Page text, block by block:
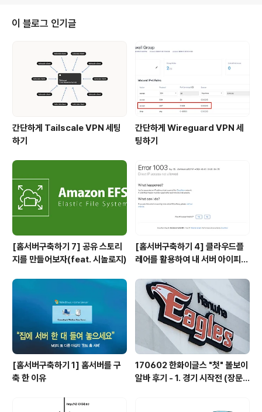
ease/ 접속하면 이 페이지가 뜰껍니다. 자신 컴퓨터에 맞
는 비트를 찾아 다운받으시면 됩니다. 솔직히 아무거나 받
같으니 해당 버전을 받으시면 되겠고, 귀찮으시면 맨 위에
꺼를 받으시면 됩니다.
이 블로그 인기글
간단하게 Tailscale VPN 세팅
하기
간단하게 Wireguard VPN 세
팅하기
[홈서버구축하기 7] 공유 스토리
지를 만들어보자(feat. 시놀로지)
[홈서버구축하기 4] 클라우드플
레어를 활용하여 내 서버 아이피
[홈서버구축하기 1] 홈서버를 구
축 한 이유
170602 한화이글스 "첫" 볼보이
알바 후기 - 1. 경기 시작전 (장문